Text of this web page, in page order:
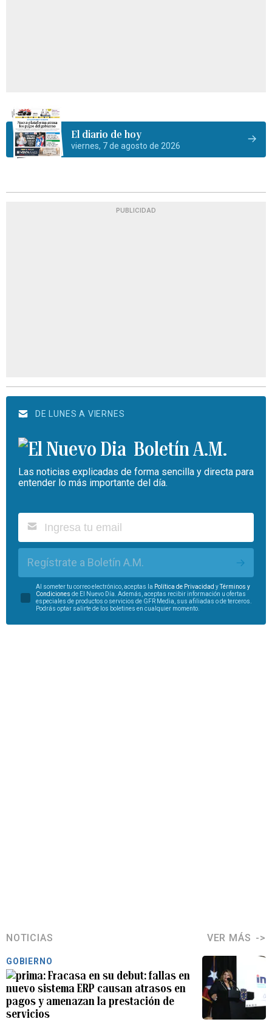
El diario de hoy
viernes, 7 de agosto de 2026
PUBLICIDAD
DE LUNES A VIERNES
Boletín A.M.
Las noticias explicadas de forma sencilla y directa para
entender lo más importante del día.
Regístrate a Boletín A.M.
Al someter tu correo electrónico, aceptas la Política de Privacidad y
Términos y
Condiciones de El Nuevo Día. Además, aceptas recibir información u ofertas
especiales de productos o servicios de GFR Media, sus afiliadas o de terceros.
Podrás optar salirte de los boletines en cualquier momento.
NOTICIAS VER MÁS
GOBIERNO
Fracasa en su debut: fallas en
nuevo sistema ERP causan atrasos en
pagos y amenazan la prestación de
servicios